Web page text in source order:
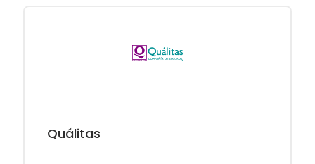
Quálitas